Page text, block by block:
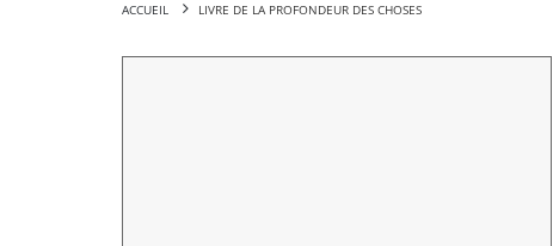
ACCUEIL LIVRE DE LA PROFONDEUR DES CHOSES